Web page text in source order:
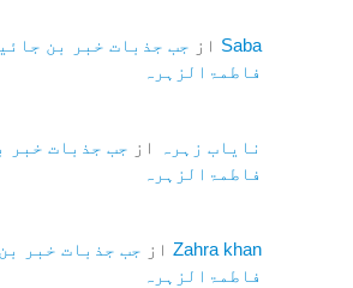
Saba از جب جذبات خبر بن
فاطمۃالزہرہ
نایاب زہرہ از جب جذبات خبر
فاطمۃالزہرہ
Zahra khanاز جب جذبات خبر
فاطمۃالزہرہ